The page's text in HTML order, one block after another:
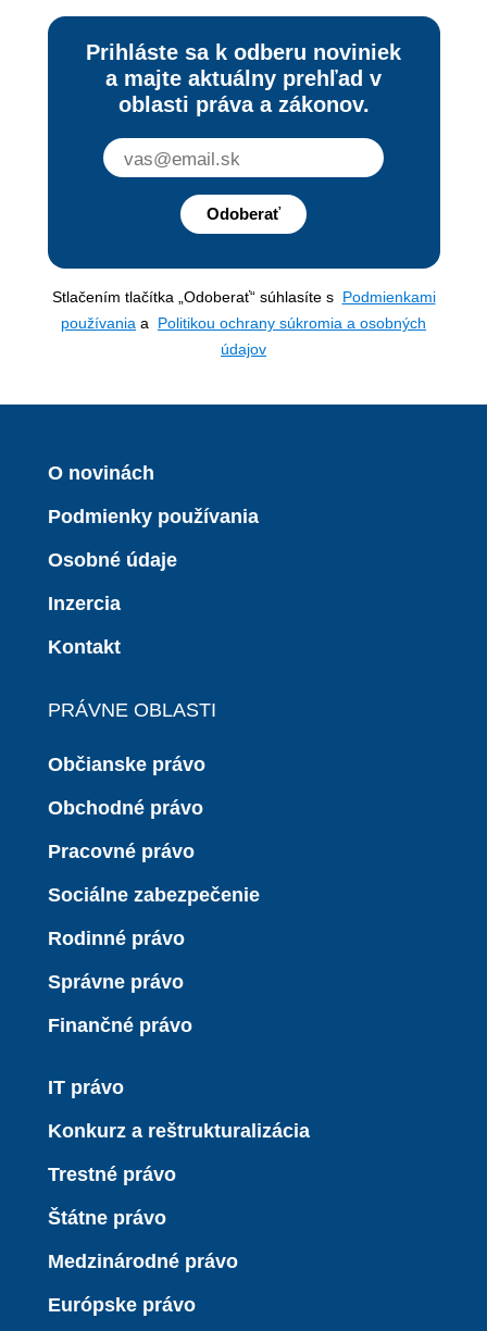
Prihláste sa k odberu noviniek
a majte aktuálny prehľad v
oblasti práva a zákonov.
Odoberať
Stlačením tlačítka „Odoberať“ súhlasíte s Podmienkami
používania a Politikou ochrany súkromia a osobných
údajov
O novinách
Podmienky používania
Osobné údaje
Inzercia
Kontakt
PRÁVNE OBLASTI
Občianske právo
Obchodné právo
Pracovné právo
Sociálne zabezpečenie
Rodinné právo
Správne právo
Finančné právo
IT právo
Konkurz a reštrukturalizácia
Trestné právo
Štátne právo
Medzinárodné právo
Európske právo